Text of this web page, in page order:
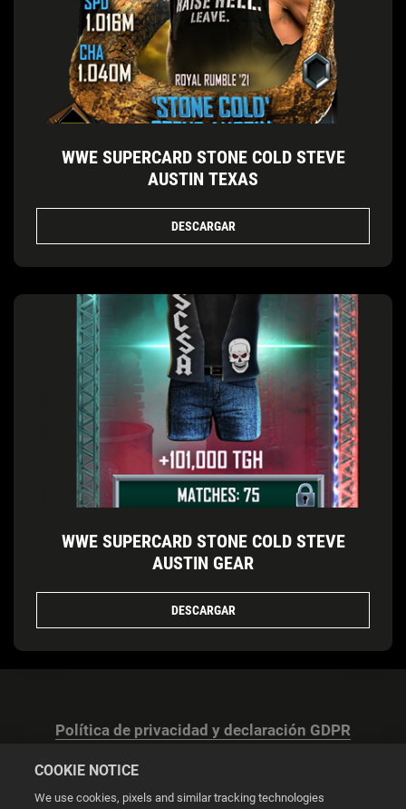
WWE SUPERCARD STONE COLD STEVE
AUSTIN TEXAS
DESCARGAR
WWE SUPERCARD STONE COLD STEVE
AUSTIN GEAR
DESCARGAR
Política de privacidad y declaración GDPR
COOKIE NOTICE
We use cookies, pixels and similar tracking technologies